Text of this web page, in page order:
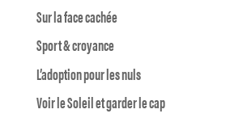
Sur la face cachée
Sport & croyance
L’adoption pour les nuls
Voir le Soleil et garder le cap